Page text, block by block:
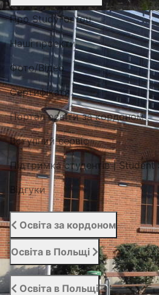
Про StudyForYou
Наші проекти
Фото/Відео
Сертифікати
Портал освіти за кордоном
Вступний сервіс
Підтримка студентів |
Відгуки
Освіта за кордоном
Освіта в Польщі
Освіта в Польщі